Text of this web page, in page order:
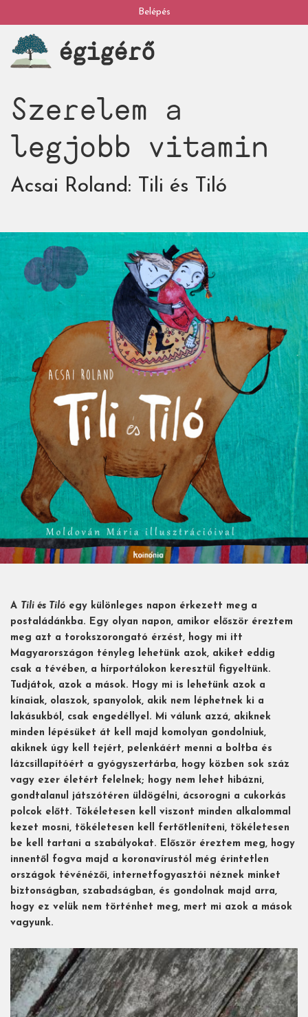
a
tartalomra
My
account
Belépés
égigérő
Szerelem a
legjobb vitamin
Acsai Roland: Tili és Tiló
A Tili és Tiló egy különleges napon érkezett meg a
postaládánkba. Egy olyan napon, amikor először éreztem
meg azt a torokszorongató érzést, hogy mi itt
Magyarországon tényleg lehetünk azok, akiket eddig
csak a tévében, a hírportálokon keresztül figyeltünk.
Tudjátok, azok a mások. Hogy mi is lehetünk azok a
kínaiak, olaszok, spanyolok, akik nem léphetnek ki a
lakásukból, csak engedéllyel. Mi válunk azzá, akiknek
minden lépésüket át kell majd komolyan gondolniuk,
akiknek úgy kell tejért, pelenkáért menni a boltba és
lázcsillapítóért a gyógyszertárba, hogy közben sok száz
vagy ezer életért felelnek; hogy nem lehet hibázni,
gondtalanul játszótéren üldögélni, ácsorogni a cukorkás
polcok előtt. Tökéletesen kell viszont minden alkalommal
kezet mosni, tökéletesen kell fertőtleníteni, tökéletesen
be kell tartani a szabályokat. Először éreztem meg, hogy
innentől fogva majd a koronavírustól még érintetlen
országok tévénézői, internetfogyasztói néznek minket
biztonságban, szabadságban, és gondolnak majd arra,
hogy ez velük nem történhet meg, mert mi azok a mások
vagyunk.